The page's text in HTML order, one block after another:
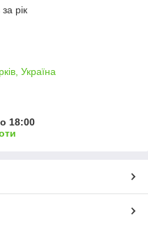
рік
Україна
18:00